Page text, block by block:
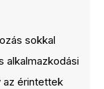
sokkal
alkalmazkodási
érintettek